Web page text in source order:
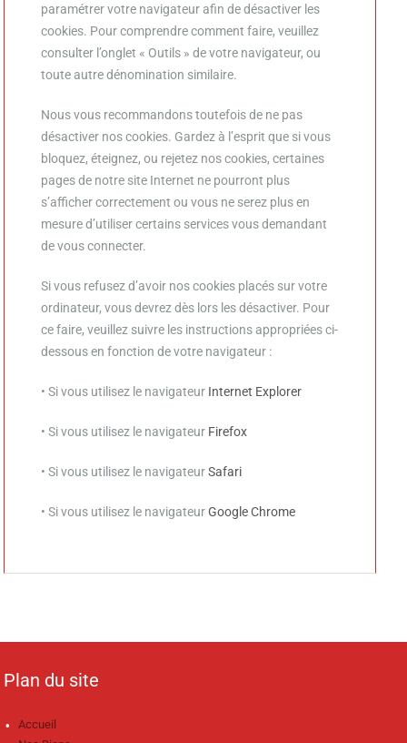
paramétrer votre navigateur afin de désactiver les
cookies. Pour comprendre comment faire, veuillez
consulter l’onglet « Outils » de votre navigateur, ou
toute autre dénomination similaire.
Nous vous recommandons toutefois de ne pas
désactiver nos cookies. Gardez à l’esprit que si vous
bloquez, éteignez, ou rejetez nos cookies, certaines
pages de notre site Internet ne pourront plus
s’afficher correctement ou vous ne serez plus en
mesure d’utiliser certains services vous demandant
de vous connecter.
Si vous refusez d’avoir nos cookies placés sur votre
ordinateur, vous devrez dès lors les désactiver. Pour
ce faire, veuillez suivre les instructions appropriées ci-
dessous en fonction de votre navigateur :
• Si vous utilisez le navigateur Internet Explorer
• Si vous utilisez le navigateur Firefox
• Si vous utilisez le navigateurSafari
• Si vous utilisez le navigateurGoogle Chrome
Plan du site
Accueil